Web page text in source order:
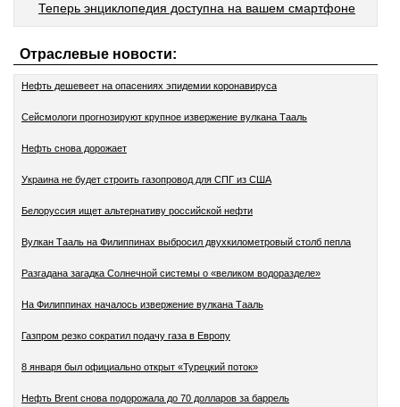
Теперь энциклопедия доступна на вашем смартфоне
Отраслевые новости:
Нефть дешевеет на опасениях эпидемии коронавируса
Сейсмологи прогнозируют крупное извержение вулкана Тааль
Нефть снова дорожает
Украина не будет строить газопровод для СПГ из США
Белоруссия ищет альтернативу российской нефти
Вулкан Тааль на Филиппинах выбросил двухкилометровый столб пепла
Разгадана загадка Солнечной системы о «великом водоразделе»
На Филиппинах началось извержение вулкана Тааль
Газпром резко сократил подачу газа в Европу
8 января был официально открыт «Турецкий поток»
Нефть Brent снова подорожала до 70 долларов за баррель